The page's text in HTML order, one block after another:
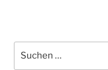
Suche
nach: